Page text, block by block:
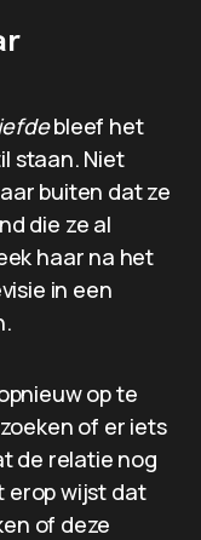
bleef het
staan. Niet
buiten dat ze
die ze al
haar na het
in een
op te
of er iets
de relatie nog
erop wijst dat
of deze